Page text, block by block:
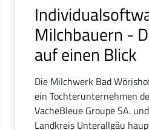
Milchbauern -
auf einen Blick
Die Milchwerk Bad
ein Tochterunternehmen
VacheBleue Groupe SA.
Landkreis Unterallgäu